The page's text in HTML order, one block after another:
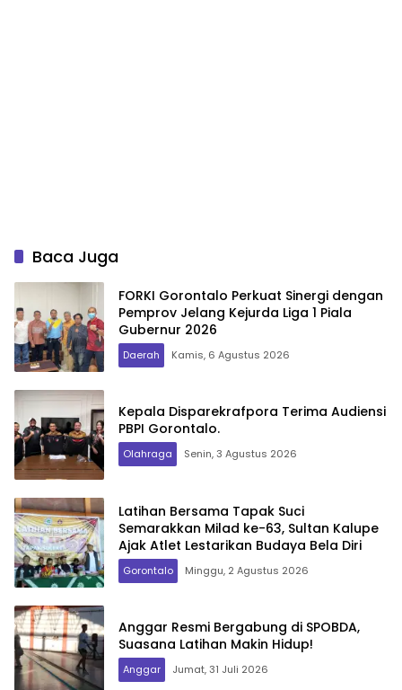
Baca Juga
FORKI Gorontalo Perkuat Sinergi dengan
Pemprov Jelang Kejurda Liga 1 Piala
Gubernur 2026
Daerah Kamis, 6 Agustus 2026
Kepala Disparekrafpora Terima Audiensi
PBPI Gorontalo.
Olahraga Senin, 3 Agustus 2026
Latihan Bersama Tapak Suci
Semarakkan Milad ke-63, Sultan Kalupe
Ajak Atlet Lestarikan Budaya Bela Diri
Gorontalo Minggu, 2 Agustus 2026
Anggar Resmi Bergabung di SPOBDA,
Suasana Latihan Makin Hidup!
Anggar Jumat, 31 Juli 2026